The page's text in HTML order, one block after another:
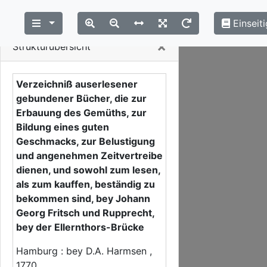
Strukturübersicht × Close
Verzeichniß auserlesener
gebundener Bücher, die zur
Erbauung des Gemüths, zur
Bildung eines guten
Geschmacks, zur Belustigung
und angenehmen Zeitvertreibe
dienen, und sowohl zum lesen,
als zum kauffen, beständig zu
bekommen sind, bey Johann
Georg Fritsch und Rupprecht,
bey der Ellernthors-Brücke
Hamburg : bey D.A. Harmsen ,